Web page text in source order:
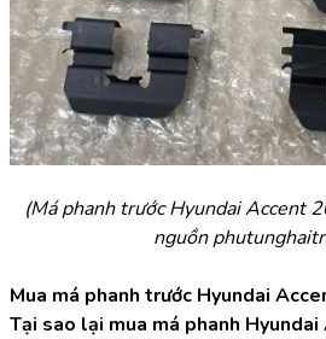
(Má phanh trước Hyundai Accent
nguồn
Mua má phanh trước Hyundai
Tại sao lại mua má phanh